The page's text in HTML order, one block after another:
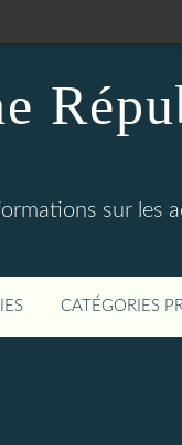
sur les
CATÉGORIES